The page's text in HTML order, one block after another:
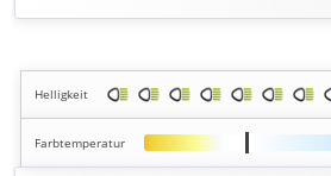
Helligkeit
Farbtemperatur